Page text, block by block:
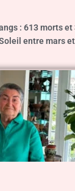
: 613 morts
entre mars